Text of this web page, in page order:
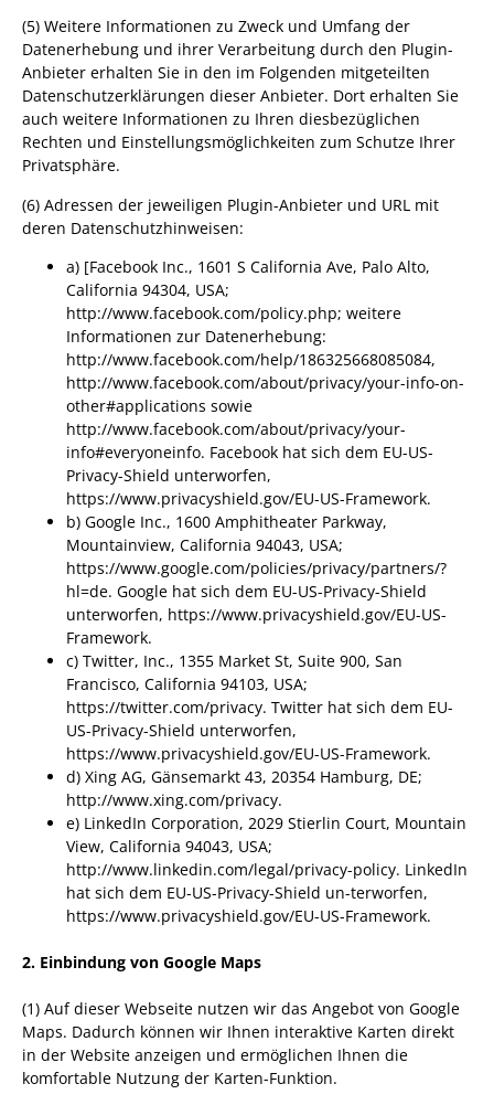
(5) Weitere Informationen zu Zweck und Umfang der
Datenerhebung und ihrer Verarbeitung durch den Plugin-
Anbieter erhalten Sie in den im Folgenden mitgeteilten
Datenschutzerklärungen dieser Anbieter. Dort erhalten Sie
auch weitere Informationen zu Ihren diesbezüglichen
Rechten und Einstellungsmöglichkeiten zum Schutze Ihrer
Privatsphäre.
(6) Adressen der jeweiligen Plugin-Anbieter und URL mit
deren Datenschutzhinweisen:
a) [Facebook Inc., 1601 S California Ave, Palo Alto,
California 94304, USA;
http://www.facebook.com/policy.php; weitere
Informationen zur Datenerhebung:
http://www.facebook.com/help/186325668085084,
http://www.facebook.com/about/privacy/your-info-on-
other#applications sowie
http://www.facebook.com/about/privacy/your-
info#everyoneinfo. Facebook hat sich dem EU-US-
Privacy-Shield unterworfen,
https://www.privacyshield.gov/EU-US-Framework.
b) Google Inc., 1600 Amphitheater Parkway,
Mountainview, California 94043, USA;
https://www.google.com/policies/privacy/partners/?
hl=de. Google hat sich dem EU-US-Privacy-Shield
unterworfen, https://www.privacyshield.gov/EU-US-
Framework.
c) Twitter, Inc., 1355 Market St, Suite 900, San
Francisco, California 94103, USA;
https://twitter.com/privacy. Twitter hat sich dem EU-
US-Privacy-Shield unterworfen,
https://www.privacyshield.gov/EU-US-Framework.
d) Xing AG, Gänsemarkt 43, 20354 Hamburg, DE;
http://www.xing.com/privacy.
e) LinkedIn Corporation, 2029 Stierlin Court, Mountain
View, California 94043, USA;
http://www.linkedin.com/legal/privacy-policy. LinkedIn
hat sich dem EU-US-Privacy-Shield un-terworfen,
https://www.privacyshield.gov/EU-US-Framework.
2. Einbindung von Google Maps
(1) Auf dieser Webseite nutzen wir das Angebot von Google
Maps. Dadurch können wir Ihnen interaktive Karten direkt
in der Website anzeigen und ermöglichen Ihnen die
komfortable Nutzung der Karten-Funktion.